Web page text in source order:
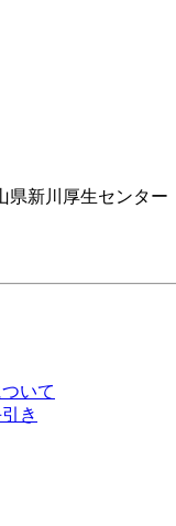
新川厚生センター
いて
き